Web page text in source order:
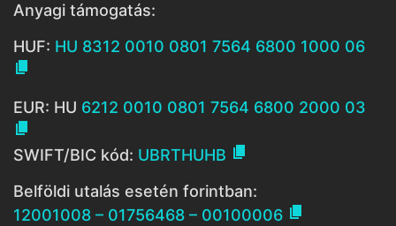
Anyagi támogatás:
HUF: HU 8312 0010 0801 7564 6800 1000 06

EUR: HU 6212 0010 0801 7564 6800 2000 03

SWIFT/BIC kód: UBRTHUHB 
Belföldi utalás esetén forintban:
12001008 – 01756468 – 00100006 